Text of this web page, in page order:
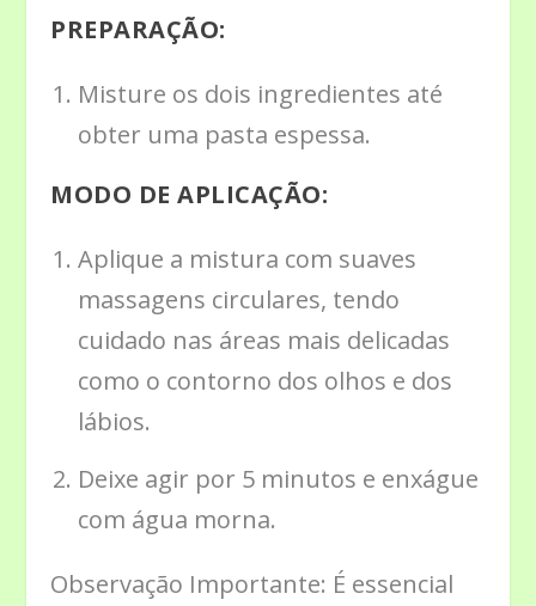
PREPARAÇÃO:
Misture os dois ingredientes até
obter uma pasta espessa.
MODO DE APLICAÇÃO:
Aplique a mistura com suaves
massagens circulares, tendo
cuidado nas áreas mais delicadas
como o contorno dos olhos e dos
lábios.
Deixe agir por 5 minutos e enxágue
com água morna.
Observação Importante: É essencial